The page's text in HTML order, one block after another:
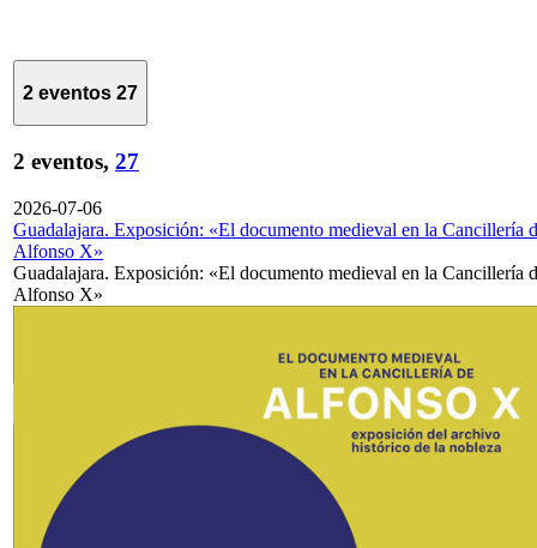
2 eventos 27
2 eventos, 27
2026-07-06
Guadalajara. Exposición: «El documento medieval en la Cancillería
Alfonso X»
Guadalajara. Exposición: «El documento medieval en la Cancillería
Alfonso X»